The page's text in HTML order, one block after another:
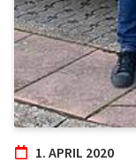
1. APRIL 2020